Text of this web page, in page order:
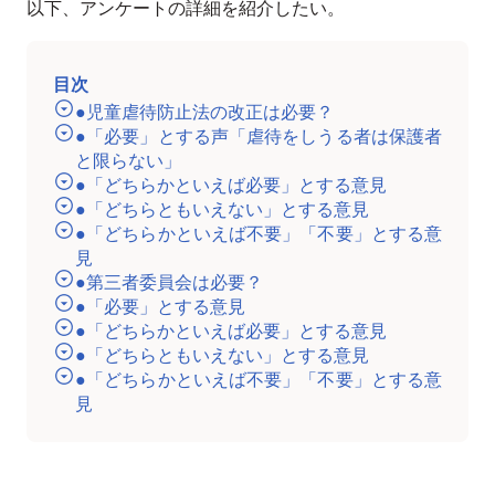
以下、アンケートの詳細を紹介したい。
目次
●児童虐待防止法の改正は必要？
●「必要」とする声「虐待をしうる者は保護者
と限らない」
●「どちらかといえば必要」とする意見
●「どちらともいえない」とする意見
●「どちらかといえば不要」「不要」とする意
見
●第三者委員会は必要？
●「必要」とする意見
●「どちらかといえば必要」とする意見
●「どちらともいえない」とする意見
●「どちらかといえば不要」「不要」とする意
見